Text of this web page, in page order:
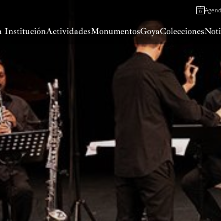
InstituciónActividadesMonumentosGoyaColecciones